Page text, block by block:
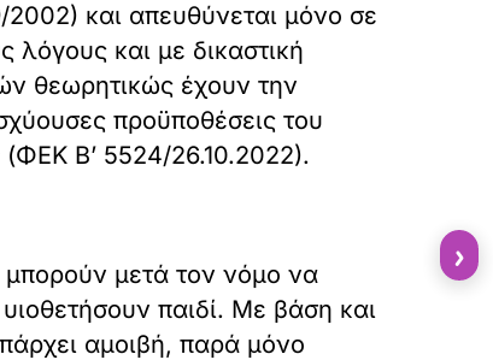
και απευθύνεται μόνο σε
λόγους και με δικαστική
θεωρητικώς έχουν την
προϋποθέσεις του
Β’ 5524/26.10.2022).
μετά τον νόμο να
παιδί. Με βάση και
αμοιβή, παρά μόνο
›